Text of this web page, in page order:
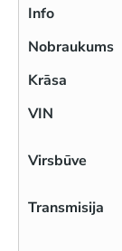
Info
Nobraukums
Krāsa
VIN
Virsbūve
Transmisija